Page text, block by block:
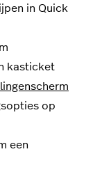
in Quick
kasticket
op
een